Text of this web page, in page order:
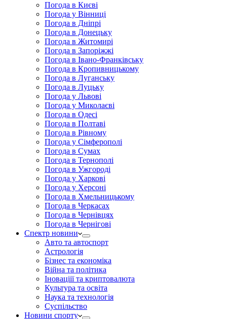
Погода в Києві
Погода у Вінниці
Погода в Дніпрі
Погода в Донецьку
Погода в Житомирі
Погода в Запоріжжі
Погода в Івано-Франківську
Погода в Кропивницькому
Погода в Луганську
Погода в Луцьку
Погода у Львові
Погода у Миколаєві
Погода в Одесі
Погода в Полтаві
Погода в Рівному
Погода у Сімферополі
Погода в Сумах
Погода в Тернополі
Погода в Ужгороді
Погода у Харкові
Погода у Херсоні
Погода в Хмельницькому
Погода в Черкасах
Погода в Чернівцях
Погода в Чернігові
Спектр новини
Авто та автоспорт
Астрологія
Бізнес та економіка
Війна та політика
Іноваціії та криптовалюта
Культура та освіта
Наука та технологія
Суспільство
Новини спорту